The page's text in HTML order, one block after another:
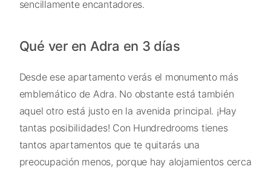
sencillamente encantadores.
Qué ver en Adra en 3 días
Desde ese apartamento verás el monumento más
emblemático de Adra. No obstante está también
aquel otro está justo en la avenida principal. ¡Hay
tantas posibilidades! Con Hundredrooms tienes
tantos apartamentos que te quitarás una
preocupación menos, porque hay alojamientos cerca